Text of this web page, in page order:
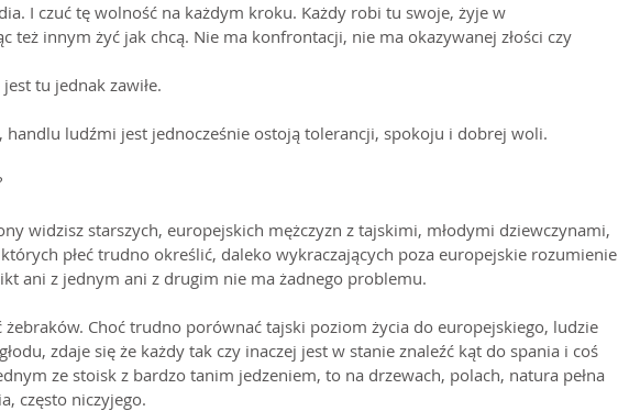
I czuć tę wolność na każdym kroku. Każdy robi tu swoje, żyje w
też innym żyć jak chcą. Nie ma konfrontacji, nie ma okazywanej złości czy
tu jednak zawiłe.
handlu ludźmi jest jednocześnie ostoją tolerancji, spokoju i dobrej woli.
widzisz starszych, europejskich mężczyzn z tajskimi, młodymi dziewczynami,
płeć trudno określić, daleko wykraczających poza europejskie rozumienie
ani z jednym ani z drugim nie ma żadnego problemu.
Choć trudno porównać tajski poziom życia do europejskiego, ludzie
zdaje się że każdy tak czy inaczej jest w stanie znaleźć kąt do spania i coś
ze stoisk z bardzo tanim jedzeniem, to na drzewach, polach, natura pełna
często niczyjego.